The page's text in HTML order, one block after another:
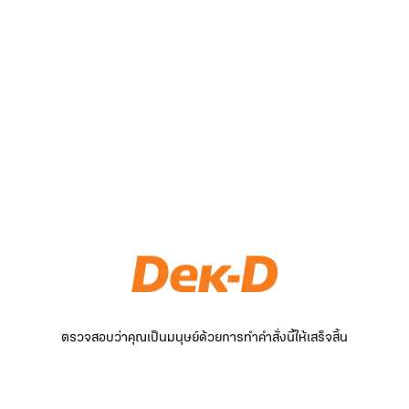
ตรวจสอบว่าคุณเป็นมนุษย์ด้วยการทำคำสั่งนี้ให้เสร็จสิ้น